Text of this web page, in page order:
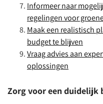
Informeer naar
regelingen voor
Maak een realistisch
budget te blijven
Vraag advies aan
oplossingen
Zorg voor een duidelijk